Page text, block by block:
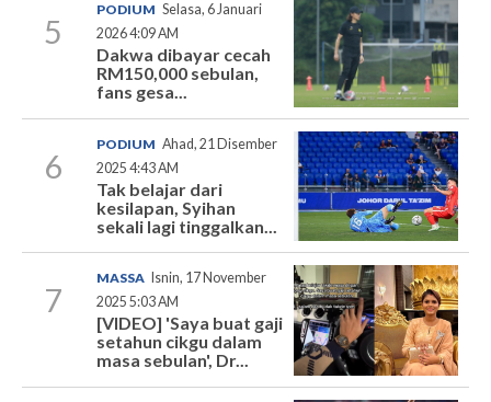
5
PODIUM Selasa, 6 Januari
2026 4:09 AM
Dakwa dibayar cecah
RM150,000 sebulan,
fans gesa...
6
PODIUM Ahad, 21 Disember
2025 4:43 AM
Tak belajar dari
kesilapan, Syihan
sekali lagi tinggalkan...
7
MASSA
Isnin, 17 November
2025 5:03 AM
[VIDEO] 'Saya buat gaji
setahun cikgu dalam
masa sebulan', Dr...